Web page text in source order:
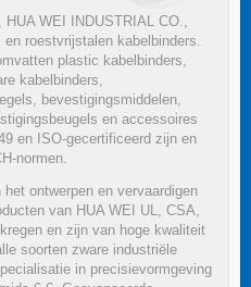
WEI INDUSTRIAL CO.,
roestvrijstalen kabelbinders.
plastic kabelbinders,
kabelbinders,
bevestigingsmiddelen,
en accessoires
en ISO-gecertificeerd zijn en
normen.
ontwerpen en vervaardigen
van HUA WEI UL, CSA,
en zijn van hoge kwaliteit
soorten zware industriële
in precisievormgeving